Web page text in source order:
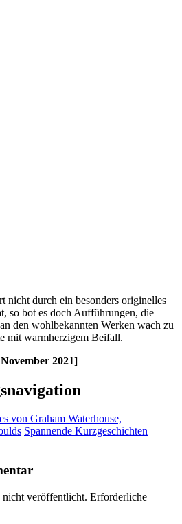
nicht durch ein besonders originelles
so bot es doch Aufführungen, die
den wohlbekannten Werken wach zu
mit warmherzigem Beifall.
2021]
von Graham Waterhouse,
Spannende Kurzgeschichten
veröffentlicht. Erforderliche